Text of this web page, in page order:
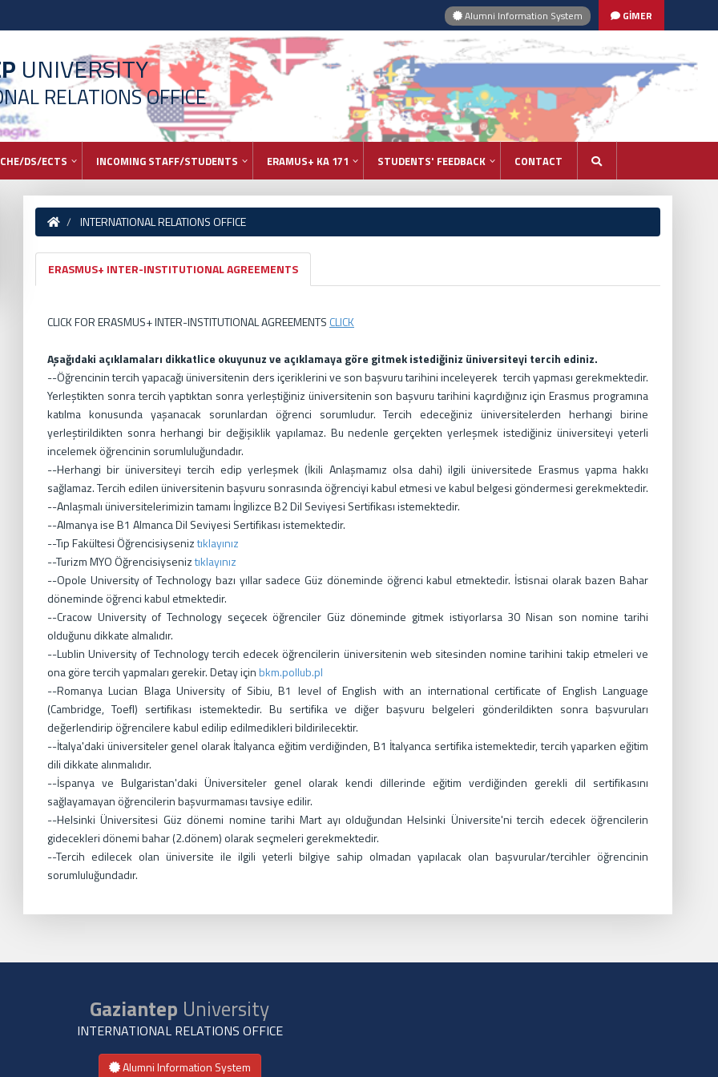
Alumni Information System GİMER
UNIVERSITY
RELATIONS OFFICE
DS/ECTS INCOMING STAFF/STUDENTS ERAMUS+ KA 171 STUDENTS' FEEDBACK CONTACT
INTERNATIONAL RELATIONS OFFICE
ERASMUS+ INTER-INSTITUTIONAL AGREEMENTS
CLICK FOR ERASMUS+ INTER-INSTITUTIONAL AGREEMENTS CLICK
Aşağıdaki açıklamaları dikkatlice okuyunuz ve açıklamaya göre gitmek istediğiniz üniversiteyi tercih ediniz.
--Öğrencinin tercih yapacağı üniversitenin ders içeriklerini ve son başvuru tarihini inceleyerek tercih yapması gerekmektedir.
Yerleştikten sonra tercih yaptıktan sonra yerleştiğiniz üniversitenin son başvuru tarihini kaçırdığınız için Erasmus programına
katılma konusunda yaşanacak sorunlardan öğrenci sorumludur. Tercih edeceğiniz üniversitelerden herhangi birine
yerleştirildikten sonra herhangi bir değişiklik yapılamaz. Bu nedenle gerçekten yerleşmek istediğiniz üniversiteyi yeterli
incelemek öğrencinin sorumluluğundadır.
--Herhangi bir üniversiteyi tercih edip yerleşmek (İkili Anlaşmamız olsa dahi) ilgili üniversitede Erasmus yapma hakkı
sağlamaz. Tercih edilen üniversitenin başvuru sonrasında öğrenciyi kabul etmesi ve kabul belgesi göndermesi gerekmektedir.
--Anlaşmalı üniversitelerimizin tamamı İngilizce B2 Dil Seviyesi Sertifikası istemektedir.
--Almanya ise B1 Almanca Dil Seviyesi Sertifikası istemektedir.
--Tıp Fakültesi Öğrencisiyseniztıklayınız
--Turizm MYO Öğrencisiyseniztıklayınız
--Opole University of Technology bazı yıllar sadece Güz döneminde öğrenci kabul etmektedir. İstisnai olarak bazen Bahar
döneminde öğrenci kabul etmektedir.
--Cracow University of Technology seçecek öğrenciler Güz döneminde gitmek istiyorlarsa 30 Nisan son nomine tarihi
olduğunu dikkate almalıdır.
--Lublin University of Technology tercih edecek öğrencilerin üniversitenin web sitesinden nomine tarihini takip etmeleri ve
ona göre tercih yapmaları gerekir. Detay içinbkm.pollub.pl
--Romanya Lucian Blaga University of Sibiu, B1 level of English with an international certificate of English Language
(Cambridge, Toefl) sertifikası istemektedir. Bu sertifika ve diğer başvuru belgeleri gönderildikten sonra başvuruları
değerlendirip öğrencilere kabul edilip edilmedikleri bildirilecektir.
--İtalya'daki üniversiteler genel olarak İtalyanca eğitim verdiğinden, B1 İtalyanca sertifika istemektedir, tercih yaparken eğitim
dili dikkate alınmalıdır.
--İspanya ve Bulgaristan'daki Üniversiteler genel olarak kendi dillerinde eğitim verdiğinden gerekli dil sertifikasını
sağlayamayan öğrencilerin başvurmaması tavsiye edilir.
--Helsinki Üniversitesi Güz dönemi nomine tarihi Mart ayı olduğundan Helsinki Üniversite'ni tercih edecek öğrencilerin
gidecekleri dönemi bahar (2.dönem) olarak seçmeleri gerekmektedir.
--Tercih edilecek olan üniversite ile ilgili yeterli bilgiye sahip olmadan yapılacak olan başvurular/tercihler öğrencinin
sorumluluğundadır.
Gaziantep University
INTERNATIONAL RELATIONS OFFICE
Alumni Information System